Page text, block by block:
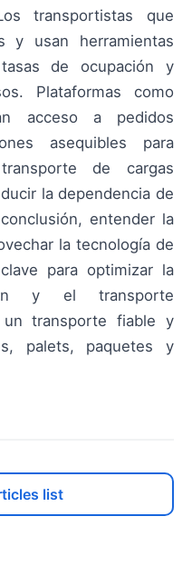
transportistas que
y usan herramientas
de ocupación y
Plataformas como
acceso a pedidos
asequibles para
de cargas
la dependencia de
entender la
la tecnología de
para optimizar la
y el transporte
un transporte fiable y
palets, paquetes y
list